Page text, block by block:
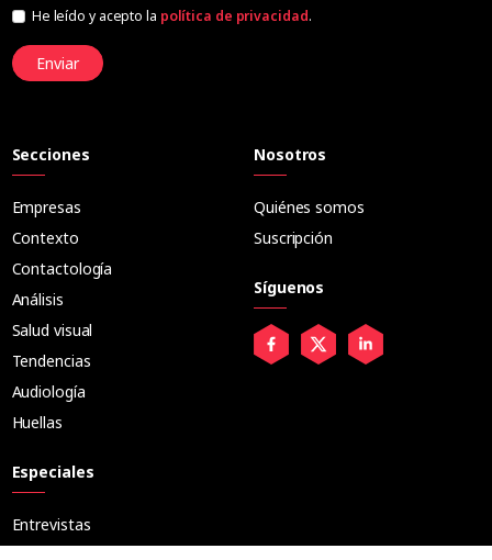
He leído y acepto la política de privacidad.
Enviar
Secciones
Empresas
Contexto
Contactología
Análisis
Salud visual
Tendencias
Audiología
Huellas
Especiales
Entrevistas
Nosotros
Quiénes somos
Suscripción
Síguenos